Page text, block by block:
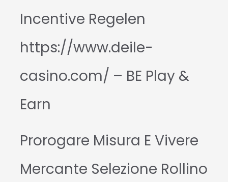
Incentive Regelen
https://www.deile-
casino.com/ – BE Play &
Earn
Prorogare Misura E Vivere
Mercante Selezione Rollino